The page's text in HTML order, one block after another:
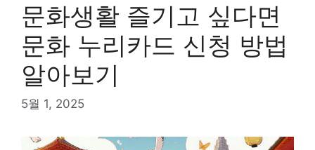
문화생활 즐기고 싶다면
문화 누리카드 신청 방법
알아보기
5월 1, 2025